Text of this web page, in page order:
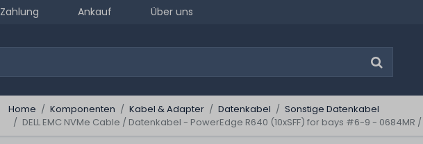
Zahlung Ankauf Über uns
Home Komponenten Kabel & Adapter Datenkabel
Sonstige Datenkabel
DELL EMC NVMe Cable / Datenkabel - PowerEdge R640 (10xSFF) for bays #6-9 - 0684MR